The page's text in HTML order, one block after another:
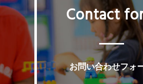
Contact
お問い合わせフォ